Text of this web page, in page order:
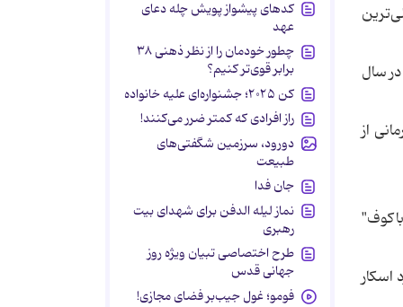
سال
بود. "راه‌های افتخار" (1957) براساس رمانی از
ناباکوف"
اسکار
کدهای پیشواز پویش چله دعای
عهد
چطور خودمان را از نظر ذهنی ۳۸
برابر قوی‌تر کنیم؟
کن ۲۰۲۵؛ جشنواره‌ای علیه خانواده
راز افرادی که کمتر ضرر می‌کنند!
دورود، سرزمین شگفتی‌های
طبیعت
جان فدا
نماز لیله الدفن برای شهدای بیت
رهبری
طرح اختصاصی تبیان ویژه روز
جهانی قدس
فومو؛ غول جیب‌بر فضای مجازی!